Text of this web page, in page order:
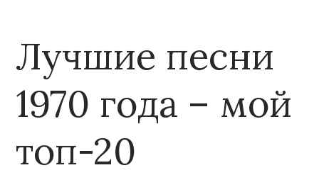
Лучшие песни
1970 года – мой
топ-20